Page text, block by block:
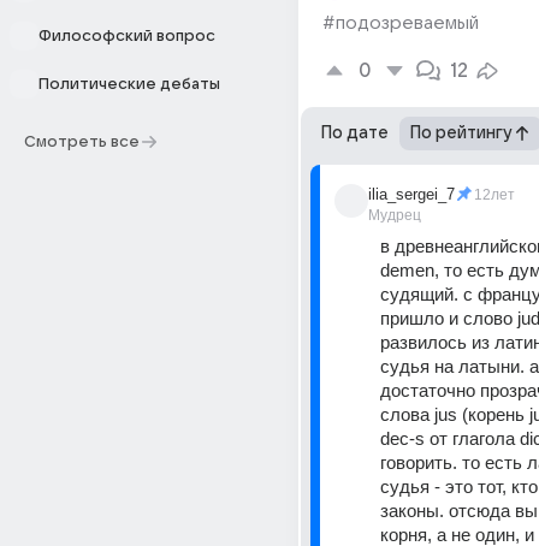
Философский вопрос
Политические дебаты
Смотреть все
#подозреваемый
0 12
По дате По рейтингу
ilia_sergei_7
Мудрец
12лет
в
demen, то есть
судящий. с
пришло и слово
развилось из
судья на латыни.
достаточно
слова jus (корень
dec-s от глагола
говорить. то есть
судья - это тот,
законы. отсюда
корня, а не один,